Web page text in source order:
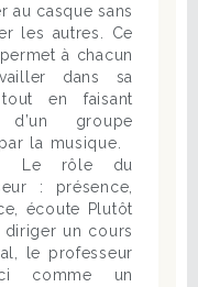
au casque sans
les autres. Ce
à chacun
dans sa
en faisant
d’un groupe
la musique.
rôle du
: présence,
écoute Plutôt
diriger un cours
le professeur
comme un